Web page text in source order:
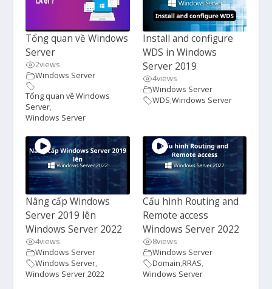
Tổng quan về Windows
Server
2views
Windows Server
Tổng quan về Windows
Server,
Windows Server
Install and configure
WDS in Windows
Server 2019
4views
Windows Server
WDS,Windows Server
Nâng cấp Windows
Server 2019 lên
Windows Server 2022
4views
Windows Server
Windows Server,
Windows Server 2022
Cấu hình Routing and
Remote access
Windows Server 2022
8views
Windows Server
Domain,RRAS,
Windows Server